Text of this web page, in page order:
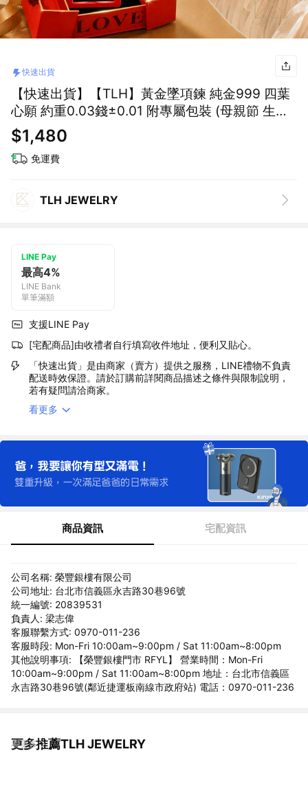
快速出貨
【快速出貨】【TLH】黃金墜項鍊 純金999 四葉
心願 約重0.03錢±0.01 附專屬包裝 (母親節 生日
情人節 畢業禮 希望 幸運 祝福)
$1,480
免運費
TLH JEWELRY
LINE Pay
最高4%
LINE Bank
單筆滿額
支援LINE Pay
[宅配商品]由收禮者自行填寫收件地址，便利又貼心。
「快速出貨」是由商家（賣方）提供之服務，LINE禮物不負責
配送時效保證。請於訂購前詳閱商品描述之條件與限制說明，
若有疑問請洽商家。
看更多
商品資訊 宅配資訊
公司名稱: 榮豐銀樓有限公司
公司地址: 台北市信義區永吉路30巷96號
統一編號: 20839531
負責人: 梁志偉
客服聯繫方式: 0970-011-236
客服時段: Mon-Fri 10:00am~9:00pm / Sat 11:00am~8:00pm
其他說明事項: 【榮豐銀樓門市 RFYL】 營業時間：Mon-Fri
10:00am~9:00pm / Sat 11:00am~8:00pm 地址：台北市信義區
永吉路30巷96號(鄰近捷運板南線市政府站) 電話：0970-011-236
更多推薦TLH JEWELRY
看更多